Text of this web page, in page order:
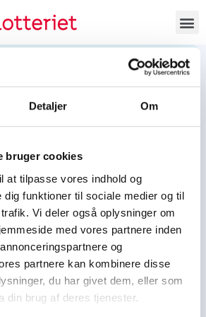
Detaljer Om
bruger cookies
at tilpasse vores indhold og
dig funktioner til sociale medier og til
Vi deler også oplysninger om
med vores partnere inden
og
partnere kan kombinere disse
du har givet dem, eller som
din brug af deres tjenester.
penge og støt
Tjen penge til:
spejdergruppen/FDF’ere, m.fl.
Kontor
Tjenpengeogstoet.dk
Ejby Industrivej 91
DK – 2600 Glostrup
CVR: 19347508